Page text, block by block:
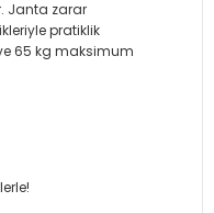
Janta zarar
pratiklik
65 kg maksimum